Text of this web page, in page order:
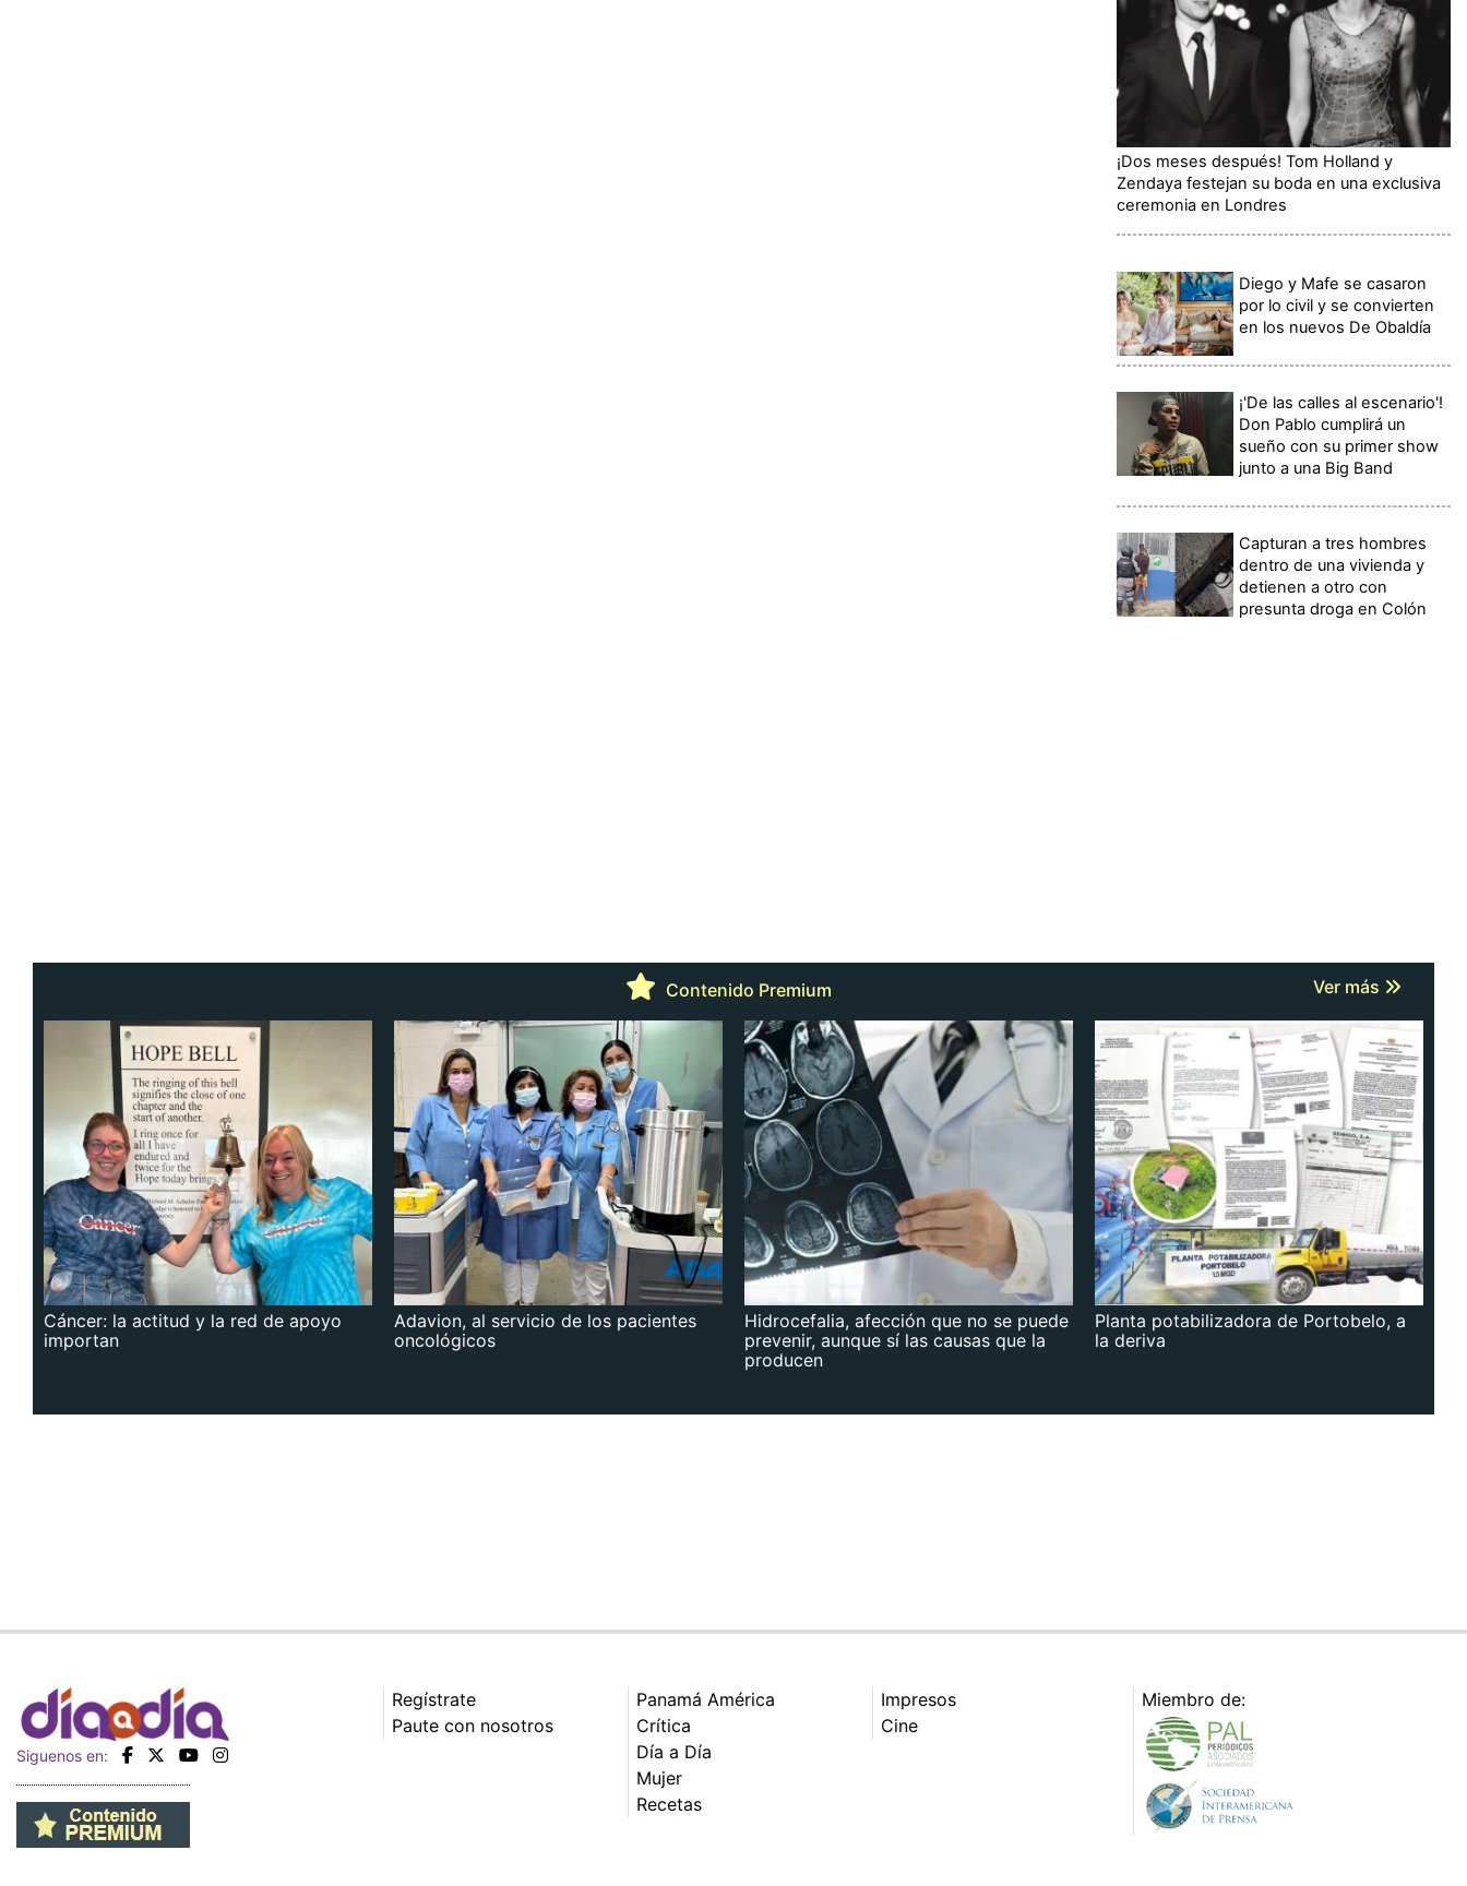
¡Dos meses después! Tom Holland y
Zendaya festejan su boda en una exclusiva
ceremonia en Londres
Diego y Mafe se casaron
por lo civil y se convierten
en los nuevos De Obaldía
¡'De las calles al escenario'!
Don Pablo cumplirá un
sueño con su primer show
junto a una Big Band
Capturan a tres hombres
dentro de una vivienda y
detienen a otro con
presunta droga en Colón
Contenido Premium Ver más
Cáncer: la actitud y la red de apoyo
importan
Adavion, al servicio de los pacientes
oncológicos
Hidrocefalia, afección que no se puede
prevenir, aunque sí las causas que la
producen
Planta potabilizadora de Portobelo, a
la deriva
Siguenos en:
Regístrate
Paute con nosotros
Panamá América
Crítica
Día a Día
Mujer
Recetas
Impresos
Cine
Miembro de: